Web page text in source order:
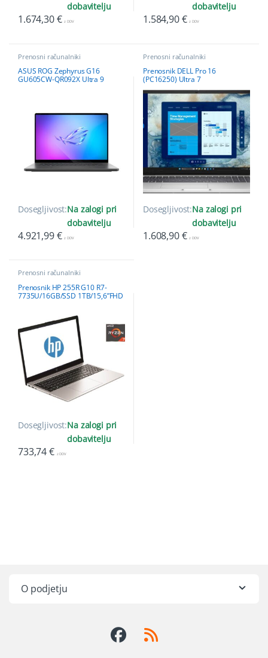
dobavitelju
1.674,30€ z DDV
dobavitelju
1.584,90€ z DDV
Prenosni računalniki
ASUS ROG Zephyrus G16
GU605CW-QR092X Ultra 9
Dosegljivost:Na zalogi pri
dobavitelju
4.921,99€ z DDV
Prenosni računalniki
Prenosnik DELL Pro 16
(PC16250) Ultra 7
255U/32GB/SSD
1TB/UMA/W11Pro
Dosegljivost:Na zalogi pri
dobavitelju
1.608,90€ z DDV
Prenosni računalniki
Prenosnik HP 255R G10 R7-
7735U/16GB/SSD 1TB/15,6”FHD
Dosegljivost:Na zalogi pri
dobavitelju
733,74€ z DDV
O podjetju